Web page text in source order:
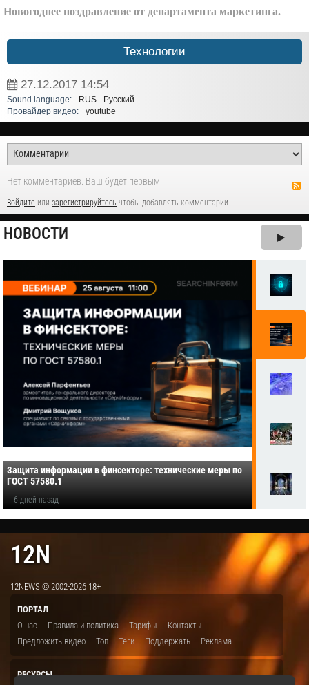
Новогоднее поздравление от департамента маркетинга.
Технологии
27.12.2017 14:54
Sound language:
RUS - Русский
Провайдер видео:
youtube
Нет комментариев. Ваш будет первым!
Войдите или зарегистрируйтесь чтобы добавлять комментарии
НОВОСТИ ▶
Защита информации в финсекторе: технические меры по
ГОСТ 57580.1
6 дней назад
12N
12NEWS © 2002-2026 18+
ПОРТАЛ
О нас
Правила и политика Тарифы
Контакты
Предложить видео
Топ Теги Поддержать Реклама
РЕСУРСЫ